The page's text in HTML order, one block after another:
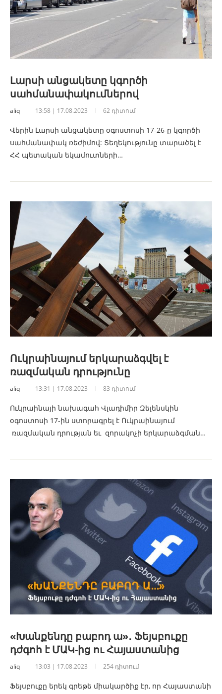
Լարսի անցակետը կգործի
սահմանափակումներով
aliq 13:58 | 17.08.2023 62 դիտում
Վերին Լարսի անցակետը օգոստոսի 17-26-ը կգործի
սահմանափակ ռեժիմով: Տեղեկությունը տարածել է
ՀՀ պետական եկամուտների…
Ուկրաինայում երկարաձգվել է
ռազմական դրությունը
aliq 13:31 | 17.08.2023 83 դիտում
Ուկրաինայի նախագահ Վլադիմիր Զելենսկին
օգոստոսի 17-ին ստորագրել է Ուկրաինայում
ռազմական դրության եւ զորակոչի երկարաձգման…
«Խանքենդը բաբոդ ա»․ Ֆեյսբուքը
դժգոհ է ՄԱԿ-ից ու Հայաստանից
aliq 13:03 | 17.08.2023 254 դիտում
Ֆեյսբուքը երեկ գրեթե միակարծիք էր, որ Հայաստանի